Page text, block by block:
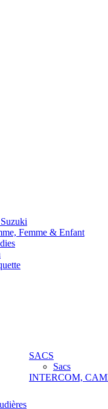
Femme & Enfant
SACS
Sacs
INTERCOM,